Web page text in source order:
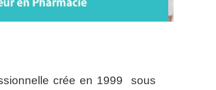
crée en 1999 sous